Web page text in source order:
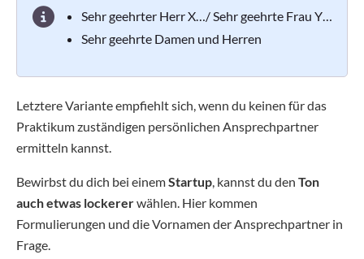
Sehr geehrter Herr X…/ Sehr geehrte Frau Y…
Sehr geehrte Damen und Herren
Letztere Variante empfiehlt sich, wenn du keinen für das
Praktikum zuständigen persönlichen Ansprechpartner
ermitteln kannst.
Bewirbst du dich bei einemStartup , kannst du den Ton
auch etwas lockererwählen. Hier kommen
Formulierungen und die Vornamen der Ansprechpartner in
Frage.